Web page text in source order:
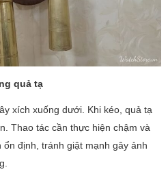
quả tạ
xích xuống dưới. Khi kéo, quả tạ
Thao tác cần thực hiện chậm và
định, tránh giật mạnh gây ảnh